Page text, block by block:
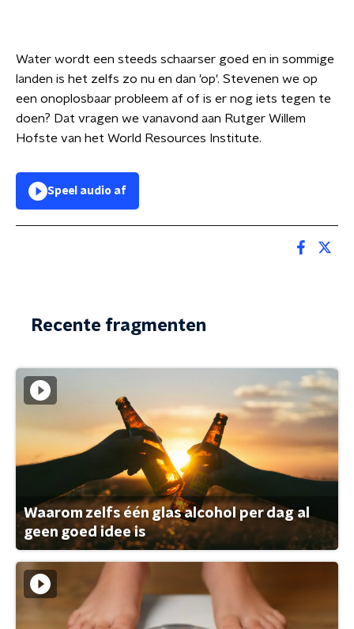
Water wordt een steeds schaarser goed en in sommige
landen is het zelfs zo nu en dan 'op'. Stevenen we op
een onoplosbaar probleem af of is er nog iets tegen te
doen? Dat vragen we vanavond aan Rutger Willem
Hofste van het World Resources Institute.
Speel audio af
Recente fragmenten
Waarom zelfs één glas alcohol per dag al
geen goed idee is